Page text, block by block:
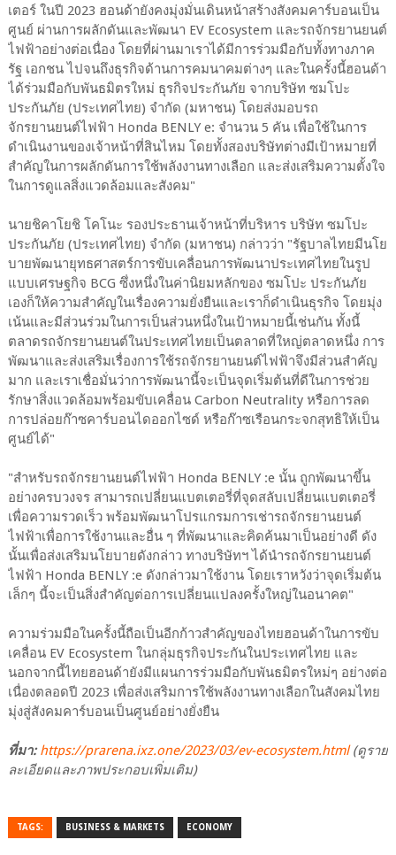
เตอร์ ในปี 2023 ฮอนด้ายังคงมุ่งมั่นเดินหน้าสร้างสังคมคาร์บอนเป็น
ศูนย์ ผ่านการผลักดันและพัฒนา EV Ecosystem และรถจักรยานยนต์
ไฟฟ้าอย่างต่อเนื่อง โดยที่ผ่านมาเราได้มีการร่วมมือกับทั้งทางภาค
รัฐ เอกชน ไปจนถึงธุรกิจด้านการคมนาคมต่างๆ และในครั้งนี้ฮอนด้า
ได้ร่วมมือกับพันธมิตรใหม่ ธุรกิจประกันภัย จากบริษัท ซมโปะ
ประกันภัย (ประเทศไทย) จำกัด (มหาชน) โดยส่งมอบรถ
จักรยานยนต์ไฟฟ้า Honda BENLY e: จำนวน 5 คัน เพื่อใช้ในการ
ดำเนินงานของเจ้าหน้าที่สินไหม โดยทั้งสองบริษัทต่างมีเป้าหมายที่
สำคัญในการผลักดันการใช้พลังงานทางเลือก และส่งเสริมความตั้งใจ
ในการดูแลสิ่งแวดล้อมและสังคม"
นายชิคาโยชิ โคโนะ รองประธานเจ้าหน้าที่บริหาร บริษัท ซมโปะ
ประกันภัย (ประเทศไทย) จำกัด (มหาชน) กล่าวว่า "รัฐบาลไทยมีนโย
บายพัฒนายุทธศาสตร์การขับเคลื่อนการพัฒนาประเทศไทยในรูป
แบบเศรษฐกิจ BCG ซึ่งหนึ่งในค่านิยมหลักของ ซมโปะ ประกันภัย
เองก็ให้ความสำคัญในเรื่องความยั่งยืนและเราก็ดำเนินธุรกิจ โดยมุ่ง
เน้นและมีส่วนร่วมในการเป็นส่วนหนึ่งในเป้าหมายนี้เช่นกัน ทั้งนี้
ตลาดรถจักรยานยนต์ในประเทศไทยเป็นตลาดที่ใหญ่ตลาดหนึ่ง การ
พัฒนาและส่งเสริมเรื่องการใช้รถจักรยานยนต์ไฟฟ้าจึงมีส่วนสำคัญ
มาก และเราเชื่อมั่นว่าการพัฒนานี้จะเป็นจุดเริ่มต้นที่ดีในการช่วย
รักษาสิ่งแวดล้อมพร้อมขับเคลื่อน Carbon Neutrality หรือการลด
การปล่อยก๊าซคาร์บอนไดออกไซด์ หรือก๊าซเรือนกระจกสุทธิให้เป็น
ศูนย์ได้"
"สำหรับรถจักรยานยนต์ไฟฟ้า Honda BENLY :e นั้น ถูกพัฒนาขึ้น
อย่างครบวงจร สามารถเปลี่ยนแบตเตอรี่ที่จุดสลับเปลี่ยนแบตเตอรี่
เพื่อความรวดเร็ว พร้อมพัฒนาโปรแกรมการเช่ารถจักรยานยนต์
ไฟฟ้าเพื่อการใช้งานและอื่น ๆ ที่พัฒนาและคิดค้นมาเป็นอย่างดี ดัง
นั้นเพื่อส่งเสริมนโยบายดังกล่าว ทางบริษัทฯ ได้นำรถจักรยานยนต์
ไฟฟ้า Honda BENLY :e ดังกล่าวมาใช้งาน โดยเราหวังว่าจุดเริ่มต้น
เล็กๆ นี้จะเป็นสิ่งสำคัญต่อการเปลี่ยนแปลงครั้งใหญ่ในอนาคต"
ความร่วมมือในครั้งนี้ถือเป็นอีกก้าวสำคัญของไทยฮอนด้าในการขับ
เคลื่อน EV Ecosystem ในกลุ่มธุรกิจประกันในประเทศไทย และ
นอกจากนี้ไทยฮอนด้ายังมีแผนการร่วมมือกับพันธมิตรใหม่ๆ อย่างต่อ
เนื่องตลอดปี 2023 เพื่อส่งเสริมการใช้พลังงานทางเลือกในสังคมไทย
มุ่งสู่สังคมคาร์บอนเป็นศูนย์อย่างยั่งยืน
ที่มา: https://prarena.ixz.one/2023/03/ev-ecosystem.html(ดูราย
ละเอียดและภาพประกอบเพิ่มเติม)
TAGS: BUSINESS & MARKETS ECONOMY